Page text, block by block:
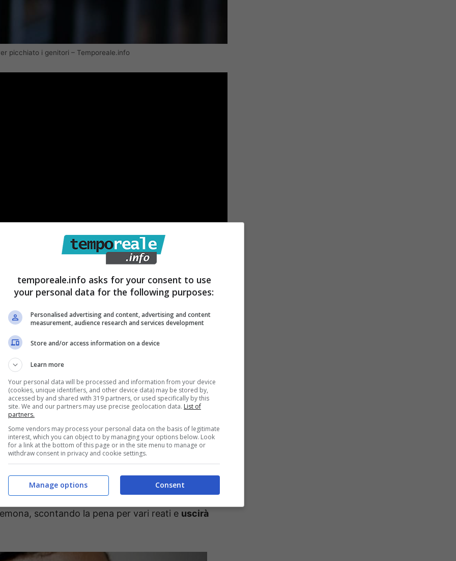
picchiato i genitori – Temporeale.info
Cinecittà che sono rimasti nel cuore dei fan, che
molto tempo dopo la loro esperienza nel
particolarmente bene.
problemi.
in particolare, che si è trovato coinvolto in
recluso in carcere.
si racconta: “La droga mi
i concorrenti, per qualche settimana, nell’edizione
scontando la pena per vari reati e uscirà
temporeale.info asks for your consent to use
your personal data for the following purposes:
Personalised advertising and content, advertising and content
measurement, audience research and services development
Store and/or access information on a device
Learn more
Your personal data will be processed and information from your device
(cookies, unique identifiers, and other device data) may be stored by,
accessed by and shared with 319 partners, or used specifically by this
site. We and our partners may use precise geolocation data. List of
partners.
Some vendors may process your personal data on the basis of legitimate
interest, which you can object to by managing your options below. Look
for a link at the bottom of this page or in the site menu to manage or
withdraw consent in privacy and cookie settings.
Consent
Manage options